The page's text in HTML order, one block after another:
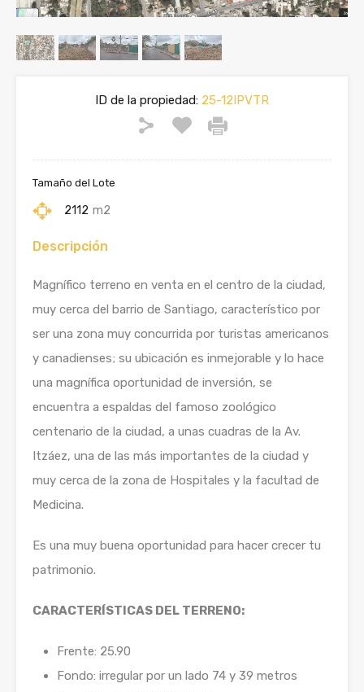
ID de la propiedad: 25-12IPVTR
Tamaño del Lote
2112 m2
Descripción
Magnífico terreno en venta en el centro de la ciudad,
muy cerca del barrio de Santiago, característico por
ser una zona muy concurrida por turistas americanos
y canadienses; su ubicación es inmejorable y lo hace
una magnífica oportunidad de inversión, se
encuentra a espaldas del famoso zoológico
centenario de la ciudad, a unas cuadras de la Av.
Itzáez, una de las más importantes de la ciudad y
muy cerca de la zona de Hospitales y la facultad de
Medicina.
Es una muy buena oportunidad para hacer crecer tu
patrimonio.
CARACTERÍSTICAS DEL TERRENO:
Frente: 25.90
Fondo: irregular por un lado 74 y 39 metros